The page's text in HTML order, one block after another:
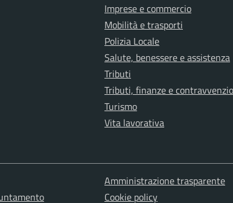
Imprese e commercio
Mobilità e trasporti
Polizia Locale
Salute, benessere e assistenza
Tributi
Tributi, finanze e
Turismo
Vita lavorativa
Amministrazione trasparente
Cookie policy